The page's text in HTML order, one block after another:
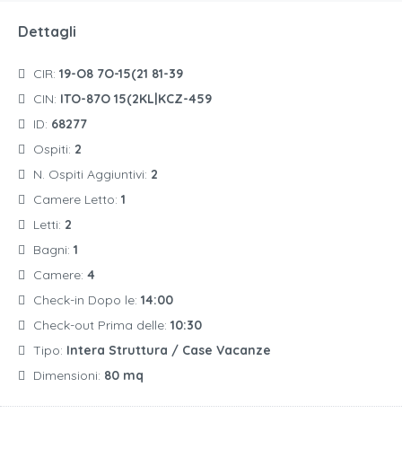
Dettagli
CIR: 19-O8 7O-15(21 81-39
CIN: ITO-87O 15(2KL|KCZ-459
ID: 68277
Ospiti: 2
N. Ospiti Aggiuntivi: 2
Camere Letto: 1
Letti: 2
Bagni: 1
Camere: 4
Check-in Dopo le: 14:00
Check-out Prima delle: 10:30
Tipo: Intera Struttura / Case Vacanze
Dimensioni: 80 mq